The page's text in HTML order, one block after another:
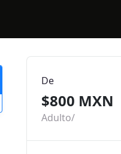
De
$800 MXN
Adulto/